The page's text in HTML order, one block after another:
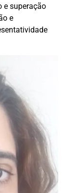
e superação
e